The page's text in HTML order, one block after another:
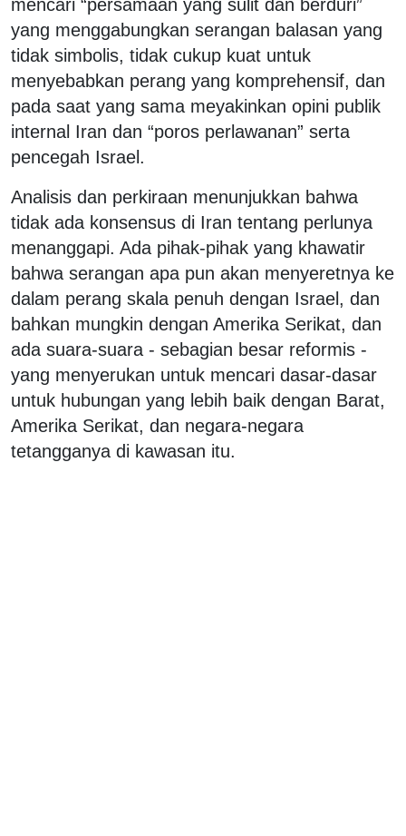
mencari “persamaan yang sulit dan berduri”
yang menggabungkan serangan balasan yang
tidak simbolis, tidak cukup kuat untuk
menyebabkan perang yang komprehensif, dan
pada saat yang sama meyakinkan opini publik
internal Iran dan “poros perlawanan” serta
pencegah Israel.
Analisis dan perkiraan menunjukkan bahwa
tidak ada konsensus di Iran tentang perlunya
menanggapi. Ada pihak-pihak yang khawatir
bahwa serangan apa pun akan menyeretnya ke
dalam perang skala penuh dengan Israel, dan
bahkan mungkin dengan Amerika Serikat, dan
ada suara-suara - sebagian besar reformis -
yang menyerukan untuk mencari dasar-dasar
untuk hubungan yang lebih baik dengan Barat,
Amerika Serikat, dan negara-negara
tetangganya di kawasan itu.